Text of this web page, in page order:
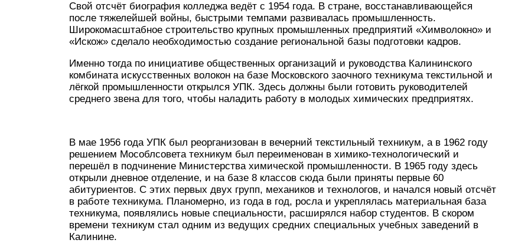
Свой отсчёт биография колледжа ведёт с 1954 года. В стране, восстанавливающейся
после тяжелейшей войны, быстрыми темпами развивалась промышленность.
Широкомасштабное строительство крупных промышленных предприятий «Химволокно» и
«Искож» сделало необходимостью создание региональной базы подготовки кадров.
Именно тогда по инициативе общественных организаций и руководства Калининского
комбината искусственных волокон на базе Московского заочного техникума текстильной и
лёгкой промышленности открылся УПК. Здесь должны были готовить руководителей
среднего звена для того, чтобы наладить работу в молодых химических предприятях.
В мае 1956 года УПК был реорганизован в вечерний текстильный техникум, а в 1962 году
решением Мособлсовета техникум был переименован в химико-технологический и
перешёл в подчинение Министерства химической промышленности. В 1965 году здесь
открыли дневное отделение, и на базе 8 классов сюда были приняты первые 60
абитуриентов. С этих первых двух групп, механиков и технологов, и начался новый отсчёт
в работе техникума. Планомерно, из года в год, росла и укреплялась материальная база
техникума, появлялись новые специальности, расширялся набор студентов. В скором
времени техникум стал одним из ведущих средних специальных учебных заведений в
Калинине.